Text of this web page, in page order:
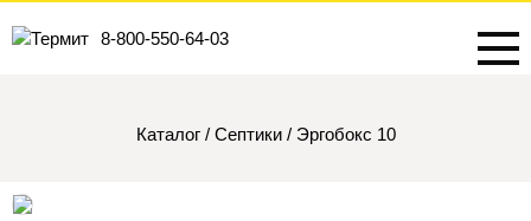
8-800-550-64-03
Каталог/ Септики/ Эргобокс 10